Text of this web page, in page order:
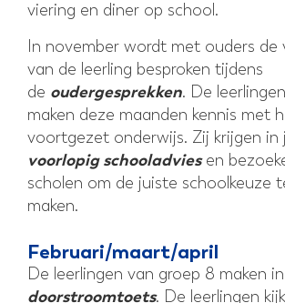
viering en diner op school.
In november wordt met ouders de
van de leerling besproken tijdens
de oudergesprekken. De
maken deze maanden kennis met
voortgezet onderwijs. Zij krijgen in
voorlopigschooladviesen
scholen om de juiste schoolkeuze
maken.
Februari/maart/april
De leerlingen van groep 8 maken
doorstroomtoets. De leerlingen